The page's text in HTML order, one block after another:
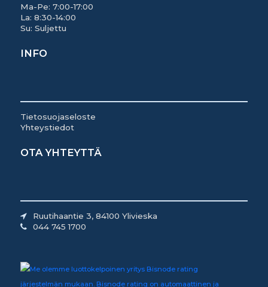
Ma-Pe: 7:00-17:00
La: 8:30-14:00
Su: Suljettu
INFO
Tietosuojaseloste
Yhteystiedot
OTA YHTEYTTÄ
Ruutihaantie 3, 84100 Ylivieska
044 745 1700